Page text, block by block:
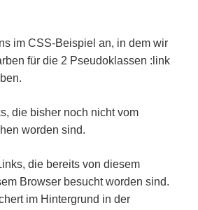
im CSS-Beispiel an, in dem wir
für die 2 Pseudoklassen :link
die bisher noch nicht vom
worden sind.
die bereits von diesem
Browser besucht worden sind.
im Hintergrund in der